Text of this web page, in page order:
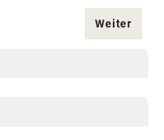
Weiter